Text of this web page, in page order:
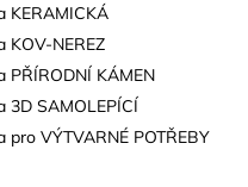
KERAMICKÁ
KOV-NEREZ
PŘÍRODNÍ KÁMEN
3D SAMOLEPÍCÍ
pro VÝTVARNÉ POTŘEBY
DLAŽBA VERONA BEIGE
CM